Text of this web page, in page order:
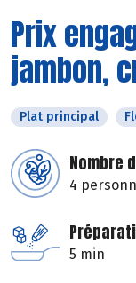
Prix
jambon,
Plat principal
Nombre
4
5 min